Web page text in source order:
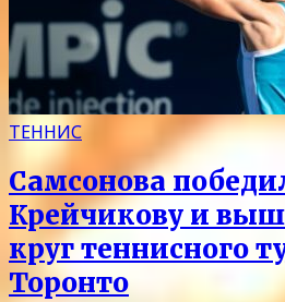
ТЕННИС
Самсонова
Крейчикову и
круг теннисного
Торонто